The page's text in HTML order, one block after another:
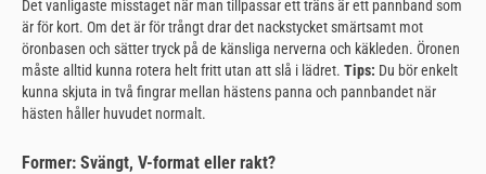
Det vanligaste misstaget när man tillpassar ett träns är ett pannband som
är för kort. Om det är för trångt drar det nackstycket smärtsamt mot
öronbasen och sätter tryck på de känsliga nerverna och käkleden. Öronen
måste alltid kunna rotera helt fritt utan att slå i lädret. Tips: Du bör enkelt
kunna skjuta in två fingrar mellan hästens panna och pannbandet när
hästen håller huvudet normalt.
Former: Svängt, V-format eller rakt?